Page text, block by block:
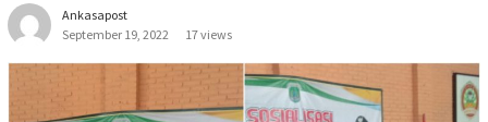
Ankasapost
September 19, 2022
17 views